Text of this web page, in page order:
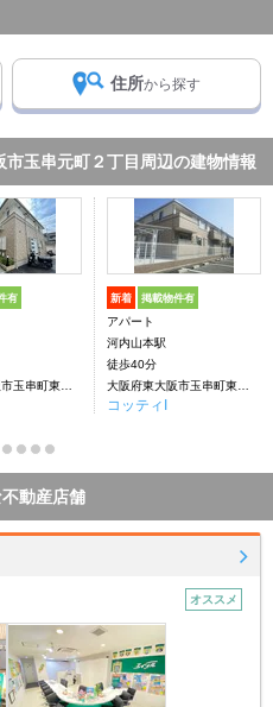
住所から探す
玉串元町２丁目周辺の建物情報
有 新着 掲載物件有
アパート
河内山本駅
徒歩40分
コッティI
動産店舗
オススメ